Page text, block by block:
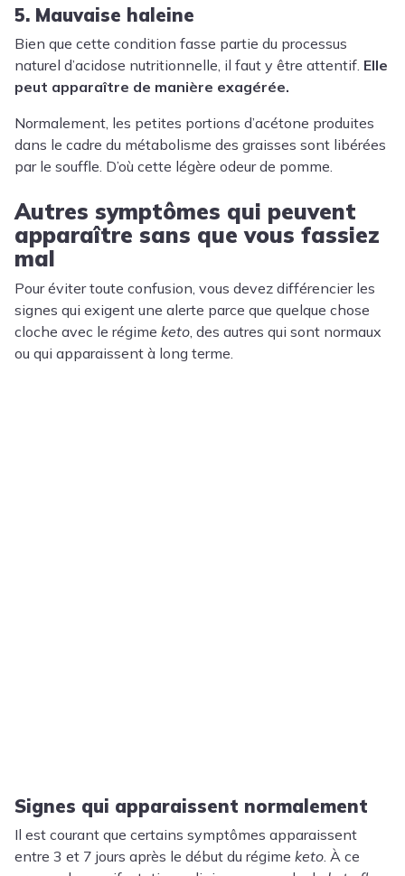
5. Mauvaise haleine
Bien que cette condition fasse partie du processus
naturel d’acidose nutritionnelle, il faut y être attentif. Elle
peut apparaître de manière exagérée.
Normalement, les petites portions d’acétone produites
dans le cadre du métabolisme des graisses sont libérées
par le souffle. D’où cette légère odeur de pomme.
Autres symptômes qui peuvent
apparaître sans que vous fassiez
mal
Pour éviter toute confusion, vous devez différencier les
signes qui exigent une alerte parce que quelque chose
cloche avec le régime keto , des autres qui sont normaux
ou qui apparaissent à long terme.
Signes qui apparaissent normalement
Il est courant que certains symptômes apparaissent
entre 3 et 7 jours après le début du régime keto . À ce